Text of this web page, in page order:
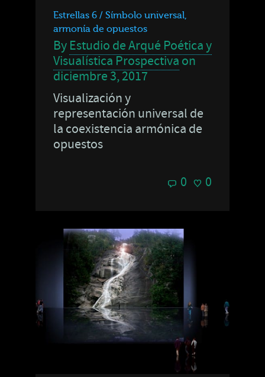
Estrellas 6 / Símbolo universal,
armonía de opuestos
By Estudio de Arqué Poética y
Visualística Prospectiva on
diciembre 3, 2017
Visualización y
representación universal de
la coexistencia armónica de
opuestos
0 0